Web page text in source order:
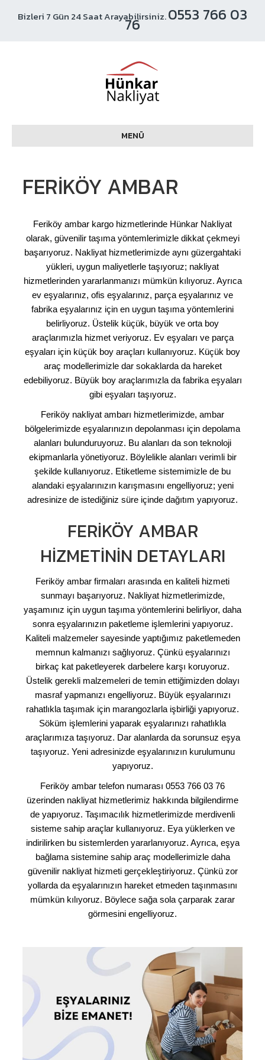
Bizleri 7 Gün 24 Saat Arayabilirsiniz.0553 766 03
76
MENÜ
FERIKÖY AMBAR
Feriköy ambar kargo hizmetlerinde Hünkar Nakliyat
olarak, güvenilir taşıma yöntemlerimizle dikkat çekmeyi
başarıyoruz. Nakliyat hizmetlerimizde aynı güzergahtaki
yükleri, uygun maliyetlerle taşıyoruz; nakliyat
hizmetlerinden yararlanmanızı mümkün kılıyoruz. Ayrıca
ev eşyalarınız, ofis eşyalarınız, parça eşyalarınız ve
fabrika eşyalarınız için en uygun taşıma yöntemlerini
belirliyoruz. Üstelik küçük, büyük ve orta boy
araçlarımızla hizmet veriyoruz. Ev eşyaları ve parça
eşyaları için küçük boy araçları kullanıyoruz. Küçük boy
araç modellerimizle dar sokaklarda da hareket
edebiliyoruz. Büyük boy araçlarımızla da fabrika eşyaları
gibi eşyaları taşıyoruz.
Feriköy nakliyat ambarı hizmetlerimizde, ambar
bölgelerimizde eşyalarınızın depolanması için depolama
alanları bulunduruyoruz. Bu alanları da son teknoloji
ekipmanlarla yönetiyoruz. Böylelikle alanları verimli bir
şekilde kullanıyoruz. Etiketleme sistemimizle de bu
alandaki eşyalarınızın karışmasını engelliyoruz; yeni
adresinize de istediğiniz süre içinde dağıtım yapıyoruz.
FERIKÖY AMBAR
HIZMETININ DETAYLARI
Feriköy ambar firmaları arasında en kaliteli hizmeti
sunmayı başarıyoruz. Nakliyat hizmetlerimizde,
yaşamınız için uygun taşıma yöntemlerini belirliyor, daha
sonra eşyalarınızın paketleme işlemlerini yapıyoruz.
Kaliteli malzemeler sayesinde yaptığımız paketlemeden
memnun kalmanızı sağlıyoruz. Çünkü eşyalarınızı
birkaç kat paketleyerek darbelere karşı koruyoruz.
Üstelik gerekli malzemeleri de temin ettiğimizden dolayı
masraf yapmanızı engelliyoruz. Büyük eşyalarınızı
rahatlıkla taşımak için marangozlarla işbirliği yapıyoruz.
Söküm işlemlerini yaparak eşyalarınızı rahatlıkla
araçlarımıza taşıyoruz. Dar alanlarda da sorunsuz eşya
taşıyoruz. Yeni adresinizde eşyalarınızın kurulumunu
yapıyoruz.
Feriköy ambar telefon numarası 0553 766 03 76
üzerinden nakliyat hizmetlerimiz hakkında bilgilendirme
de yapıyoruz. Taşımacılık hizmetlerimizde merdivenli
sisteme sahip araçlar kullanıyoruz. Eya yüklerken ve
indirilirken bu sistemlerden yararlanıyoruz. Ayrıca, eşya
bağlama sistemine sahip araç modellerimizle daha
güvenilir nakliyat hizmeti gerçekleştiriyoruz. Çünkü zor
yollarda da eşyalarınızın hareket etmeden taşınmasını
mümkün kılıyoruz. Böylece sağa sola çarparak zarar
görmesini engelliyoruz.